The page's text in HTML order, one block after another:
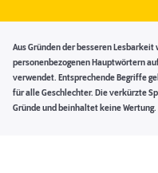
Aus Gründen der besseren
personenbezogenen Hauptwörtern
verwendet. Entsprechende Begriffe
für alle Geschlechter. Die verkürzte
Gründe und beinhaltet keine Wertung.